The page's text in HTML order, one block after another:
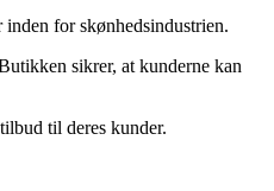
for skønhedsindustrien.
sikrer, at kunderne kan
til deres kunder.